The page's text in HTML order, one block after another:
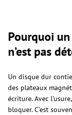
Pourquoi
n’est pas
Un disque dur
des plateaux
écriture. Avec
bloquer. C’est